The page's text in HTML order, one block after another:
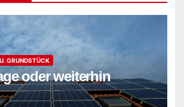
GRUNDSTÜCK
oder weiterhin